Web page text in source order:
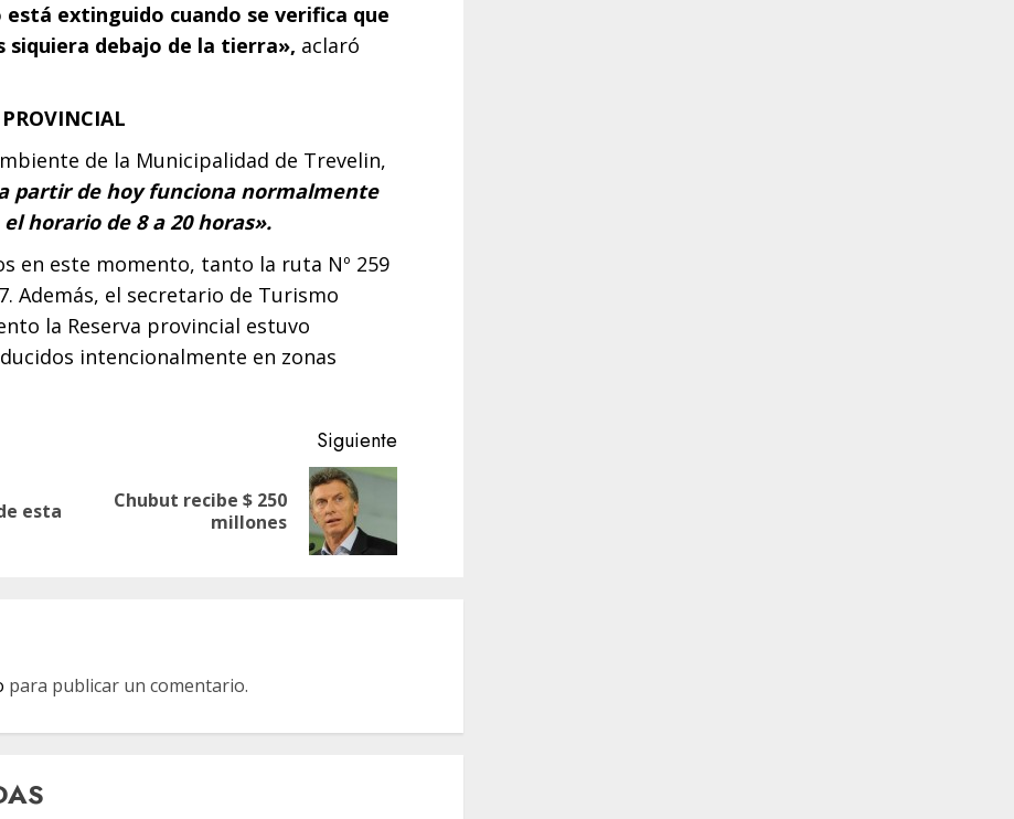
extinguido cuando se verifica que
siquiera debajo de la tierra», aclaró
de la Municipalidad de Trevelin,
partir de hoy funciona normalmente
horario de 8 a 20 horas».
en este momento, tanto la ruta Nº 259
Además, el secretario de Turismo
la Reserva provincial estuvo
intencionalmente en zonas
Entrada
esta
Siguiente
SiguienteChubut recibe $ 250
millones
para publicar un comentario.